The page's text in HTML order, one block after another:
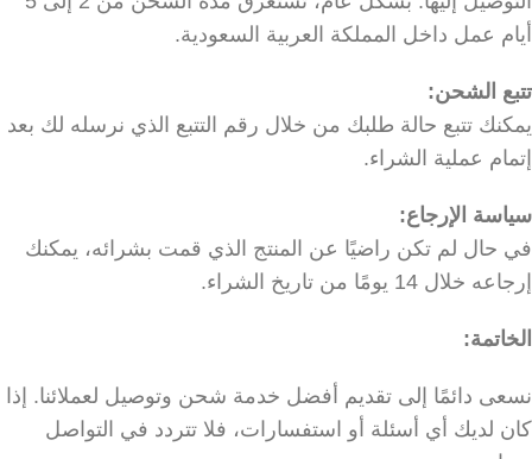
أيام عمل داخل المملكة العربية السعودية.
تتبع الشحن:
يمكنك تتبع حالة طلبك من خلال رقم التتبع الذي نرسله لك بعد
إتمام عملية الشراء.
سياسة الإرجاع:
في حال لم تكن راضيًا عن المنتج الذي قمت بشرائه، يمكنك
إرجاعه خلال 14 يومًا من تاريخ الشراء.
الخاتمة:
نسعى دائمًا إلى تقديم أفضل خدمة شحن وتوصيل لعملائنا. إذا
كان لديك أي أسئلة أو استفسارات، فلا تتردد في التواصل